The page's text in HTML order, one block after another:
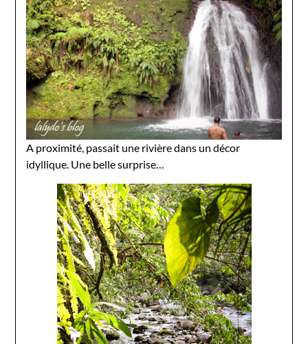
A proximité, passait une rivière dans un décor
idyllique. Une belle surprise…